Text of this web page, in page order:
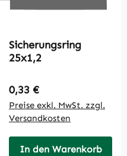
Sicherungsring
25x1,2
Regulärer Preis:
0,33 €
Preise exkl. MwSt. zzgl.
Versandkosten
In den Warenkorb